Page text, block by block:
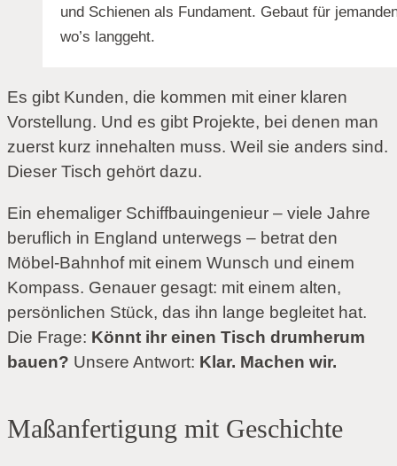
und Schienen als Fundament. Gebaut für
wo’s langgeht.
Es gibt Kunden, die kommen mit einer klaren
Vorstellung. Und es gibt Projekte, bei denen man
zuerst kurz innehalten muss. Weil sie anders sind.
Dieser Tisch gehört dazu.
Ein ehemaliger Schiffbauingenieur – viele Jahre
beruflich in England unterwegs – betrat den
Möbel-Bahnhof mit einem Wunsch und einem
Kompass. Genauer gesagt: mit einem alten,
persönlichen Stück, das ihn lange begleitet hat.
Die Frage: Könnt ihr einen Tisch drumherum
bauen? Unsere Antwort: Klar. Machen wir.
Maßanfertigung mit Geschichte